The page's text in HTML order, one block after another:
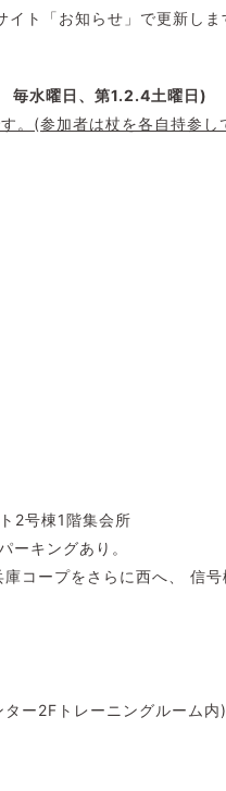
ト「お知らせ」で更新しま
水曜日、 第1.2.4土曜日)
。(参加者は杖を各自持参し
2号棟1階集会所
ーキングあり。
コープをさらに西へ、 信
ー2Fトレーニングルーム内)